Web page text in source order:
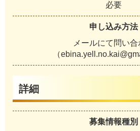
必要
申し込み方法
メールにて問い合
（
詳細
募集情報種別